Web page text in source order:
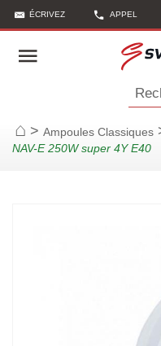
ÉCRIVEZ APPEL
Page d'accueil
> Ampoules Classiques
NAV-E 250W super 4Y E40